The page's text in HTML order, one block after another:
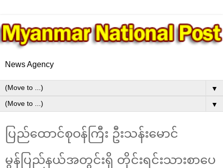
News Agency
▼
▼
ပြည်ထောင်စုဝန်ကြီး ဦးသန်းမောင်
မွန်ပြည်နယ်အတွင်းရှိ တိုင်းရင်းသားစာပေ